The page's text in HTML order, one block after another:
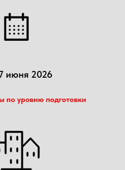
июня 2026
по уровню подготовки